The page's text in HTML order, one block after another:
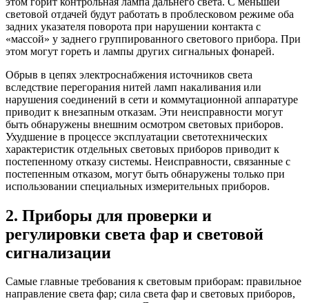
световой отдачей будут работать в проблесковом режиме оба
задних указателя поворота при нарушении контакта с
«массой» у заднего группированного светового прибора. При
этом могут гореть и лампы других сигнальных фонарей.
Обрыв в цепях электроснабжения источников света
вследствие перегорания нитей ламп накаливания или
нарушения соединений в сети и коммутационной аппаратуре
приводит к внезапным отказам. Эти неисправности могут
быть обнаружены внешним осмотром световых приборов.
Ухудшение в процессе эксплуатации светотехнических
характеристик отдельных световых приборов приводит к
постепенному отказу системы. Неисправности, связанные с
постепенным отказом, могут быть обнаружены только при
использовании специальных измерительных приборов.
2. Приборы для проверки и
регулировки света фар и световой
сигнализации
Самые главные требования к световым приборам: правильное
направление света фар; сила света фар и световых приборов,